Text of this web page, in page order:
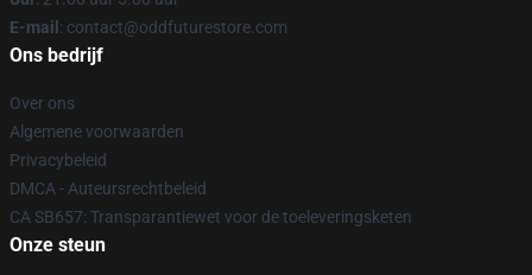
E-mail : contact@oddfuturestore.com
Ons bedrijf
Over ons
Algemene voorwaarden
Privacybeleid
DMCA - Auteursrechtbeleid
CA SB657: Transparantiewet voor de toeleveringsketen
Onze steun